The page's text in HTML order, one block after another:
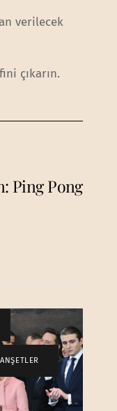
verilecek
çıkarın.
Ping Pong